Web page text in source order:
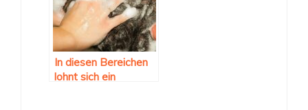
In diesen Bereichen
lohnt sich ein